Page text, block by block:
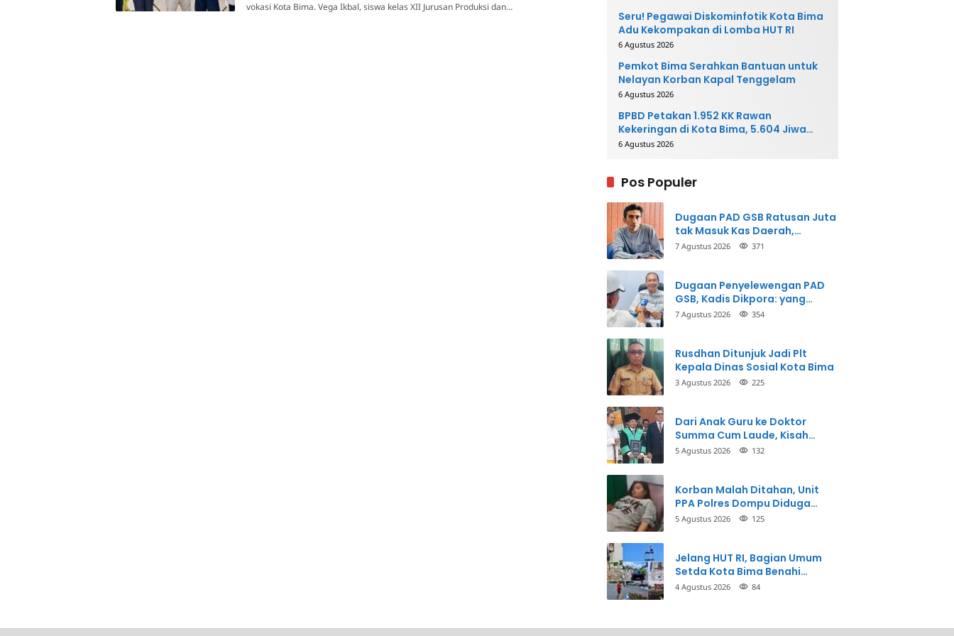
vokasi Kota Bima. Vega Ikbal, siswa kelas XII Jurusan Produksi dan…
Seru! Pegawai Diskominfotik Kota Bima
Adu Kekompakan di Lomba HUT RI
6 Agustus 2026
Pemkot Bima Serahkan Bantuan untuk
Nelayan Korban Kapal Tenggelam
6 Agustus 2026
BPBD Petakan 1.952 KK Rawan
Kekeringan di Kota Bima, 5.604 Jiwa
Berpotensi Terdampak
6 Agustus 2026
Pos Populer
Dugaan PAD GSB Ratusan Juta
tak Masuk Kas Daerah,
Inspektorat Panggil Pihak
7 Agustus 2026 371
Dugaan Penyelewengan PAD
GSB, Kadis Dikpora: yang
Bersangkutan Akui
7 Agustus 2026 354
Rusdhan Ditunjuk Jadi Plt
Kepala Dinas Sosial Kota Bima
3 Agustus 2026 225
Dari Anak Guru ke Doktor
Summa Cum Laude, Kisah
Taman Firdaus Menginspirasi
5 Agustus 2026 132
Korban Malah Ditahan, Unit
PPA Polres Dompu Diduga
Balikkan Fakta Kasus
5 Agustus 2026 125
Jelang HUT RI, Bagian Umum
Setda Kota Bima Benahi
Kantor Pemkot
4 Agustus 2026 84